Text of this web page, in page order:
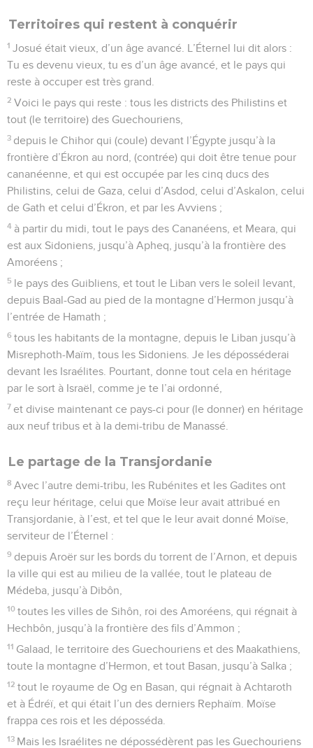
Territoires qui restent à conquérir
1 Josué était vieux, d’un âge avancé. L’Éternel lui dit alors :
Tu es devenu vieux, tu es d’un âge avancé, et le pays qui
reste à occuper est très grand.
2 Voici le pays qui reste : tous les districts des Philistins et
tout (le territoire) des Guechouriens,
3 depuis le Chihor qui (coule) devant l’Égypte jusqu’à la
frontière d’Ékron au nord, (contrée) qui doit être tenue pour
cananéenne, et qui est occupée par les cinq ducs des
Philistins, celui de Gaza, celui d’Asdod, celui d’Askalon, celui
de Gath et celui d’Ékron, et par les Avviens ;
4 à partir du midi, tout le pays des Cananéens, et Meara, qui
est aux Sidoniens, jusqu’à Apheq, jusqu’à la frontière des
Amoréens ;
5 le pays des Guibliens, et tout le Liban vers le soleil levant,
depuis Baal-Gad au pied de la montagne d’Hermon jusqu’à
l’entrée de Hamath ;
6 tous les habitants de la montagne, depuis le Liban jusqu’à
Misrephoth-Maïm, tous les Sidoniens. Je les déposséderai
devant les Israélites. Pourtant, donne tout cela en héritage
par le sort à Israël, comme je te l’ai ordonné,
7 et divise maintenant ce pays-ci pour (le donner) en héritage
aux neuf tribus et à la demi-tribu de Manassé.
Le partage de la Transjordanie
8 Avec l’autre demi-tribu, les Rubénites et les Gadites ont
reçu leur héritage, celui que Moïse leur avait attribué en
Transjordanie, à l’est, et tel que le leur avait donné Moïse,
serviteur de l’Éternel :
9 depuis Aroër sur les bords du torrent de l’Arnon, et depuis
la ville qui est au milieu de la vallée, tout le plateau de
Médeba, jusqu’à Dibôn,
10 toutes les villes de Sihôn, roi des Amoréens, qui régnait à
Hechbôn, jusqu’à la frontière des fils d’Ammon ;
11 Galaad, le territoire des Guechouriens et des Maakathiens,
toute la montagne d’Hermon, et tout Basan, jusqu’à Salka ;
12 tout le royaume de Og en Basan, qui régnait à Achtaroth
et à Édréï, et qui était l’un des derniers Rephaïm. Moïse
frappa ces rois et les déposséda.
13 Mais les Israélites ne dépossédèrent pas les Guechouriens